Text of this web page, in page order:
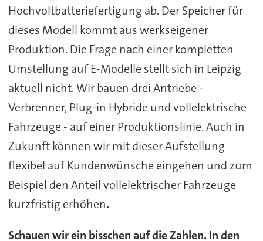
Hochvoltbatteriefertigung ab. Der Speicher für
dieses Modell kommt aus werkseigener
Produktion. Die Frage nach einer kompletten
Umstellung auf E-Modelle stellt sich in Leipzig
aktuell nicht. Wir bauen drei Antriebe -
Verbrenner, Plug-in Hybride und vollelektrische
Fahrzeuge - auf einer Produktionslinie. Auch in
Zukunft können wir mit dieser Aufstellung
flexibel auf Kundenwünsche eingehen und zum
Beispiel den Anteil vollelektrischer Fahrzeuge
kurzfristig erhöhen.
Schauen wir ein bisschen auf die Zahlen. In den